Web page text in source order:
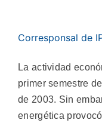
Corresponsal de
La actividad
primer semestre
de 2003. Sin
energética